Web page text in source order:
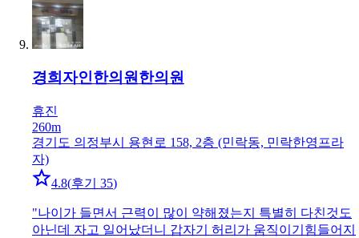
경희자인한의원 한의원
휴진
260m
경기도 의정부시 용현로 158, 2층 (민락동, 민락한영프라
자)
4.8(후기 35)
"나이가 들면서 근력이 많이 약해졌는지 특별히 다친것도
아닌데 자고 일어났더니 갑자기 허리가 움직이기힘들어지